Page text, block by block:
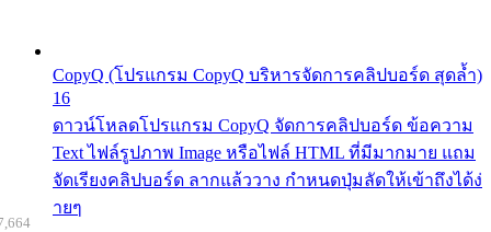
CopyQ (โปรแกรม CopyQ บริหารจัดการคลิปบอร์ด สุดล้ำ)
16
ดาวน์โหลดโปรแกรม CopyQ จัดการคลิปบอร์ด ข้อความ
Text ไฟล์รูปภาพ Image หรือไฟล์ HTML ที่มีมากมาย แถม
จัดเรียงคลิปบอร์ด ลากแล้ววาง กำหนดปุ่มลัดให้เข้าถึงได้ง่
ายๆ